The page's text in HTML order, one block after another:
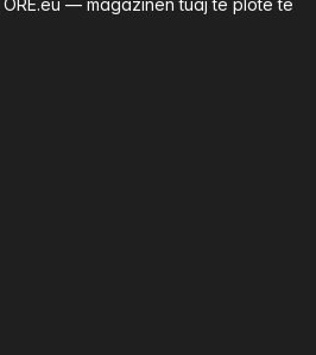
— magazinën tuaj të plotë të